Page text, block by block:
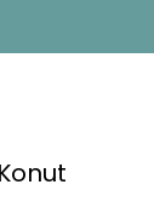
Konut